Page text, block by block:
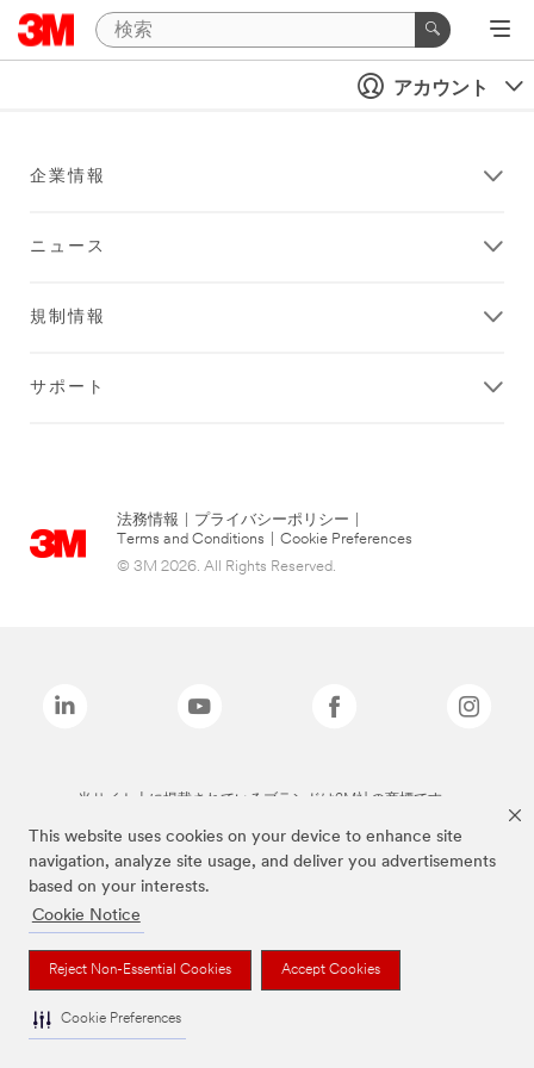
This website uses cookies on your device to enhance site
navigation, analyze site usage, and deliver you advertisements
based on your interests.
Cookie Notice
Reject Non-Essential Cookies Accept Cookies
Cookie Preferences
アカウント
企業情報
ニュース
規制情報
サポート
法務情報 プライバシーポリシー
Terms and Conditions
Cookie Preferences
© 3M 2026. All Rights Reserved.
当サイト上に掲載されているブランドは3M社の商標です。